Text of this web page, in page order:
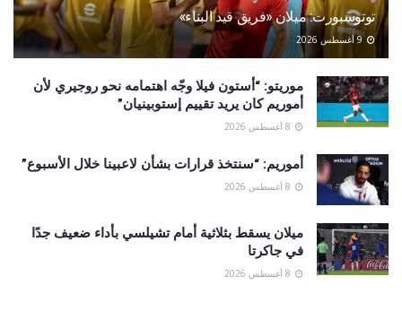
توتوسبورت: ميلان «فريق قيد البناء»
9 أغسطس 2026
موريتو: “أستون فيلا وجّه اهتمامه نحو روجيري لأن
أموريم كان يريد تقييم إستوبينيان”
أموريم: “سنتخذ قرارات بشأن لاعبينا خلال الأسبوع”
ميلان يسقط بثلاثية أمام تشيلسي بأداء ضعيف جدًا
في جاكرتا